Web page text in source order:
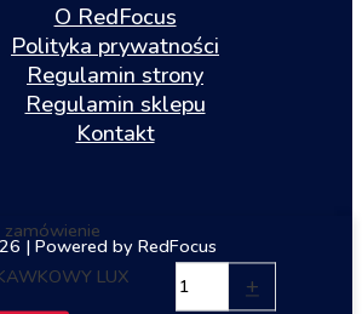
O RedFocus
Polityka prywatności
Regulamin strony
Regulamin sklepu
Kontakt
| Powered by RedFocus
LUX +